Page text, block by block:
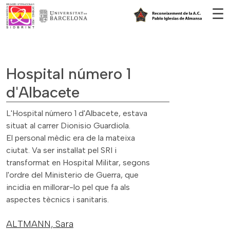
☰
Hospital número 1
d'Albacete
L'Hospital número 1 d'Albacete, estava
situat al carrer Dionisio Guardiola.
El personal mèdic era de la mateixa
ciutat. Va ser instal·lat pel SRI i
transformat en Hospital Militar, segons
l'ordre del Ministerio de Guerra, que
incidia en millorar-lo pel que fa als
aspectes tècnics i sanitaris.
ALTMANN, Sara